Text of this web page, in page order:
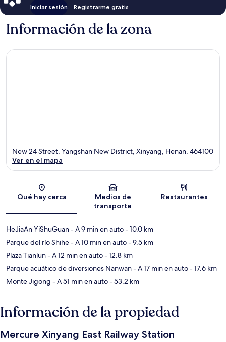
Iniciar sesión Registrarme gratis
Información de la zona
Sección del mapa
New 24 Street, Yangshan New District, Xinyang, Henan, 464100
Ver en el mapa
Qué hay cerca
Medios de
transporte
Restaurantes
HeJiaAn YiShuGuan- A 9 min en auto- 10.0 km
Parque del río Shihe- A 10 min en auto- 9.5 km
Plaza Tianlun- A 12 min en auto- 12.8 km
Parque acuático de diversiones Nanwan- A 17 min en auto- 17.6 km
Monte Jigong - A 51 min en auto- 53.2 km
Información de la propiedad
Mercure Xinyang East Railway Station